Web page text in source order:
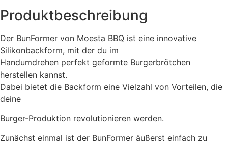
Produktbeschreibung
Der BunFormer von Moesta BBQ ist eine innovative
Silikonbackform, mit der du im
Handumdrehen perfekt geformte Burgerbrötchen
herstellen kannst.
Dabei bietet die Backform eine Vielzahl von Vorteilen, die
deine
Burger-Produktion revolutionieren werden.
Zunächst einmal ist der BunFormer äußerst einfach zu